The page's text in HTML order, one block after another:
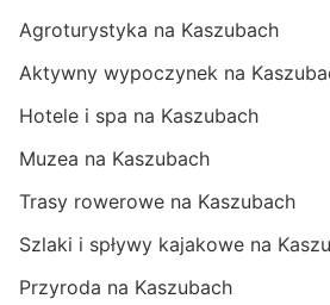
Agroturystyka na Kaszubach
Aktywny wypoczynek na
Hotele i spa na Kaszubach
Muzea na Kaszubach
Trasy rowerowe na Kaszubach
Szlaki i spływy kajakowe na
Przyroda na Kaszubach